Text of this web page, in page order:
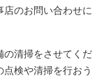
店のお問い合わせに
の清掃をさせてくだ
検や清掃を行おう